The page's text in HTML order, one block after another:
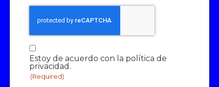
Consentimiento
(Required)
Estoy de acuerdo con la política de
privacidad.
(Required)